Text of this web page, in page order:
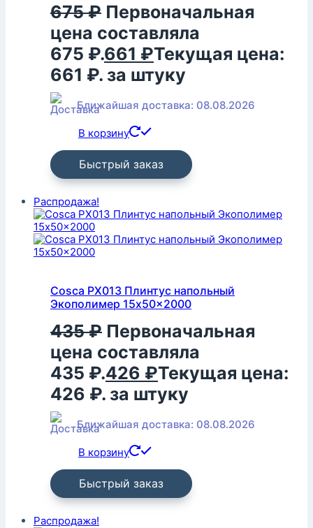
675₽ Первоначальная
цена составляла
675 ₽.661 ₽Текущая цена:
661 ₽. за штуку
Ближайшая доставка: 08.08.2026
В корзину
Быстрый заказ
Распродажа!
Cosca PX013 Плинтус напольный
Экополимер 15x50x2000
435₽ Первоначальная
цена составляла
435 ₽.426 ₽Текущая цена:
426 ₽. за штуку
Ближайшая доставка: 08.08.2026
В корзину
Быстрый заказ
Распродажа!